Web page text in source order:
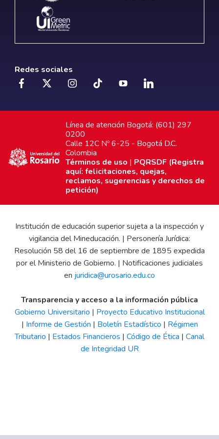
Redes sociales
Línea de atención Bogotá: (601) 297
0200
Calle 12C Nº 6-25 - Bogotá D.C.
Colombia
Términos de uso | PQRSDF (Registra
aquí: felicitaciones, quejas,
reclamos, sugerencias y derechos de
petición)
Institución de educación superior sujeta a la inspección y
vigilancia del Mineducación. | Personería Jurídica:
Resolución 58 del 16 de septiembre de 1895 expedida
por el Ministerio de Gobierno. | Notificaciones judiciales
en juridica@urosario.edu.co
Transparencia y acceso a la información pública
Gobierno Universitario | Proyecto Educativo Institucional
| Informe de Gestión | Boletín Estadístico | Régimen
Tributario | Estados Financieros | Código de Ética | Canal
de Integridad UR